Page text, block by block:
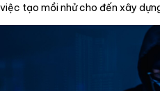
việc tạo mồi nhử cho đến xây